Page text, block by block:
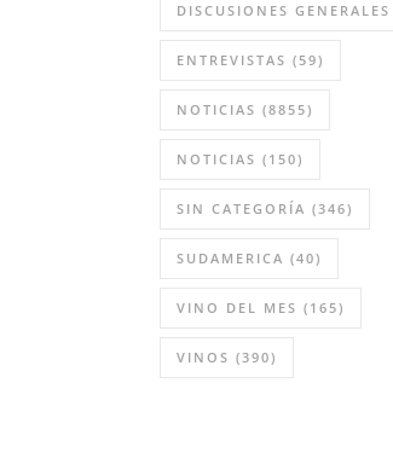
DISCUSIONES GENERALES
ENTREVISTAS (59)
NOTICIAS (8855)
NOTICIAS (150)
SIN CATEGORÍA (346)
SUDAMERICA (40)
VINO DEL MES (165)
VINOS (390)